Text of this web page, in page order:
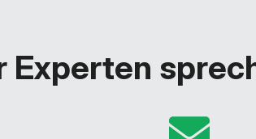
Experten